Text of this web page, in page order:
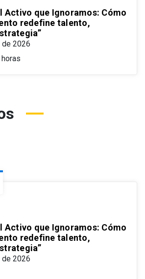
Activo que Ignoramos: Cómo
redefine talento,
2026
Activo que Ignoramos: Cómo
redefine talento,
2026